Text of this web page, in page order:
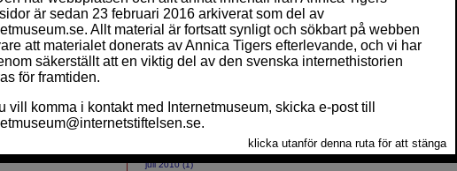
att
lite
nyheterna.
tolkas
synas i rutan.
1
2
3
4
5 6 7 8 9
10
11
12 13 14 15 16
17
18
19 20 21 22 23
24
25
26 27 28
ARKIV
oktober 2010 (2)
juli 2010 (1)